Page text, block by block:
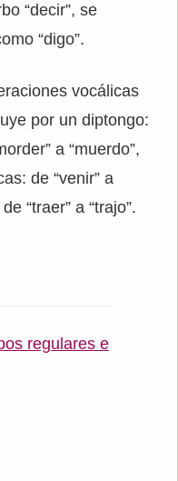
“decir”, se
“digo”.
vocálicas
por un diptongo:
a “muerdo”,
de “venir” a
“traer” a “trajo”.
regulares e